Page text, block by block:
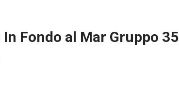
In Fondo al Mar Gruppo 35